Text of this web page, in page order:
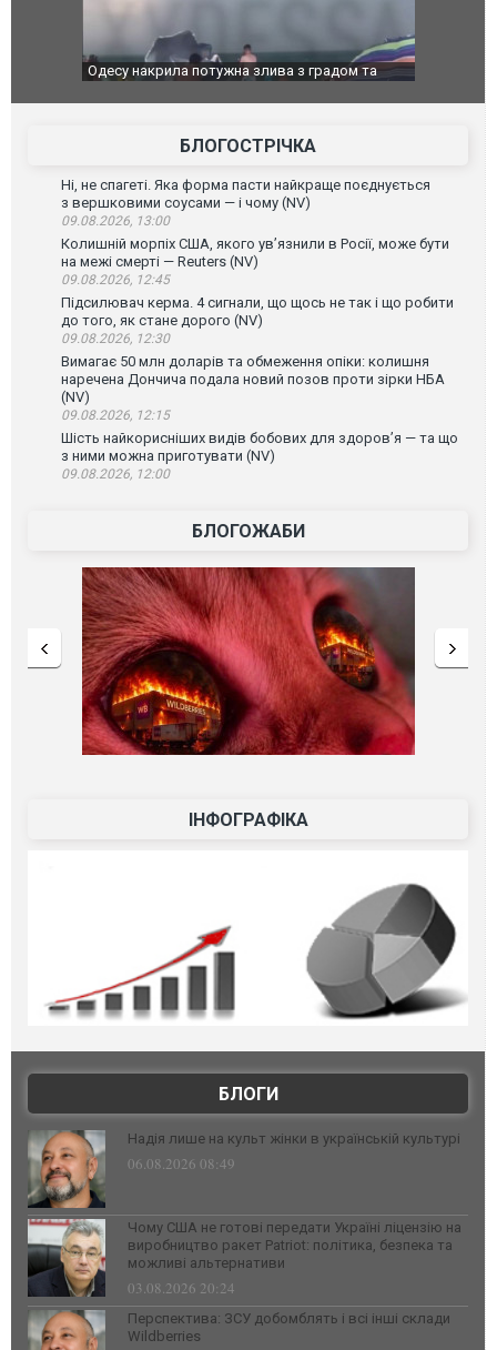
Одесу накрила потужна злива з градом та
Вже
БЛОГОСТРІЧКА
Ні, не спагеті. Яка форма пасти найкраще поєднується
з вершковими соусами — і чому (NV)
09.08.2026, 13:00
Колишній морпіх США, якого ув’язнили в Росії, може бути
на межі смерті — Reuters (NV)
09.08.2026, 12:45
Підсилювач керма. 4 сигнали, що щось не так і що робити
до того, як стане дорого (NV)
09.08.2026, 12:30
Вимагає 50 млн доларів та обмеження опіки: колишня
наречена Дончича подала новий позов проти зірки НБА
(NV)
09.08.2026, 12:15
Шість найкорисніших видів бобових для здоров’я — та що
з ними можна приготувати (NV)
09.08.2026, 12:00
БЛОГОЖАБИ
ІНФОГРАФІКА
БЛОГИ
Надія лише на культ жінки в українській культурі
06.08.2026 08:49
Чому США не готові передати Україні ліцензію на
виробництво ракет Patriot: політика, безпека та
можливі альтернативи
03.08.2026 20:24
Перспектива: ЗСУ добомблять і всі інші склади
Wildberries